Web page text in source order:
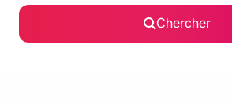
Chercher